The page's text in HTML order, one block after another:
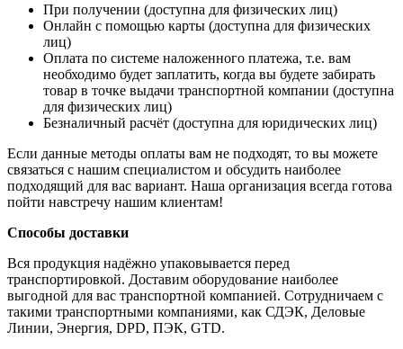
При получении (доступна для физических лиц)
Онлайн с помощью карты (доступна для физических
лиц)
Оплата по системе наложенного платежа, т.е. вам
необходимо будет заплатить, когда вы будете забирать
товар в точке выдачи транспортной компании (доступна
для физических лиц)
Безналичный расчёт (доступна для юридических лиц)
Если данные методы оплаты вам не подходят, то вы можете
связаться с нашим специалистом и обсудить наиболее
подходящий для вас вариант. Наша организация всегда готова
пойти навстречу нашим клиентам!
Способы доставки
Вся продукция надёжно упаковывается перед
транспортировкой. Доставим оборудование наиболее
выгодной для вас транспортной компанией. Сотрудничаем с
такими транспортными компаниями, как СДЭК, Деловые
Линии, Энергия, DPD, ПЭК, GTD.